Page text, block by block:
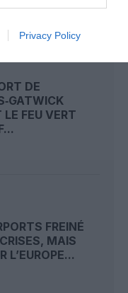
Privacy Policy
DE
FEU VERT
FREINÉ
MAIS
L’EUROPE...